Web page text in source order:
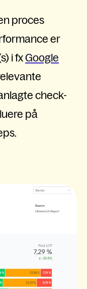
proces
er
i fxGoogle
check-
på